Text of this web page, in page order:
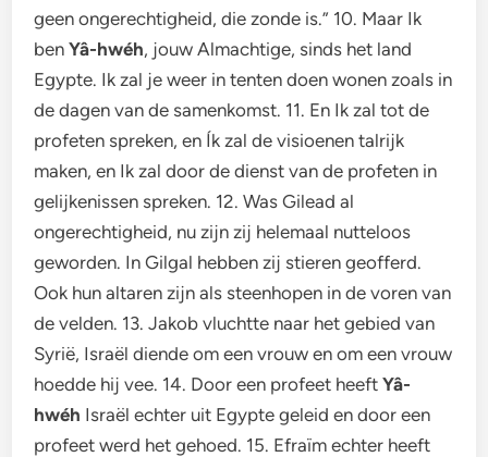
geen ongerechtigheid, die zonde is.” 10. Maar Ik
benYâ-hwéh, jouw Almachtige, sinds het land
Egypte. Ik zal je weer in tenten doen wonen zoals in
de dagen van de samenkomst. 11. En Ik zal tot de
profeten spreken, en Ík zal de visioenen talrijk
maken, en Ik zal door de dienst van de profeten in
gelijkenissen spreken. 12. Was Gilead al
ongerechtigheid, nu zijn zij helemaal nutteloos
geworden. In Gilgal hebben zij stieren geofferd.
Ook hun altaren zijn als steenhopen in de voren van
de velden. 13. Jakob vluchtte naar het gebied van
Syrië, Israël diende om een vrouw en om een vrouw
hoedde hij vee. 14. Door een profeet heeftYâ-
hwéh Israël echter uit Egypte geleid en door een
profeet werd het gehoed. 15. Efraïm echter heeft